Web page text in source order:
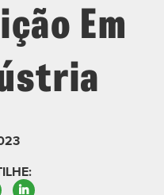
Em
LinkedIn